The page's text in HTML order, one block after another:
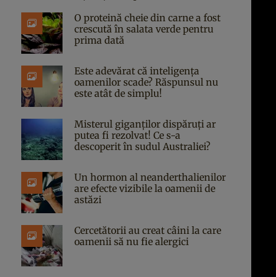
O proteină cheie din carne a fost
crescută în salata verde pentru
prima dată
Este adevărat că inteligența
oamenilor scade? Răspunsul nu
este atât de simplu!
Misterul giganților dispăruți ar
putea fi rezolvat! Ce s-a
descoperit în sudul Australiei?
Un hormon al neanderthalienilor
are efecte vizibile la oamenii de
astăzi
Cercetătorii au creat câini la care
oamenii să nu fie alergici